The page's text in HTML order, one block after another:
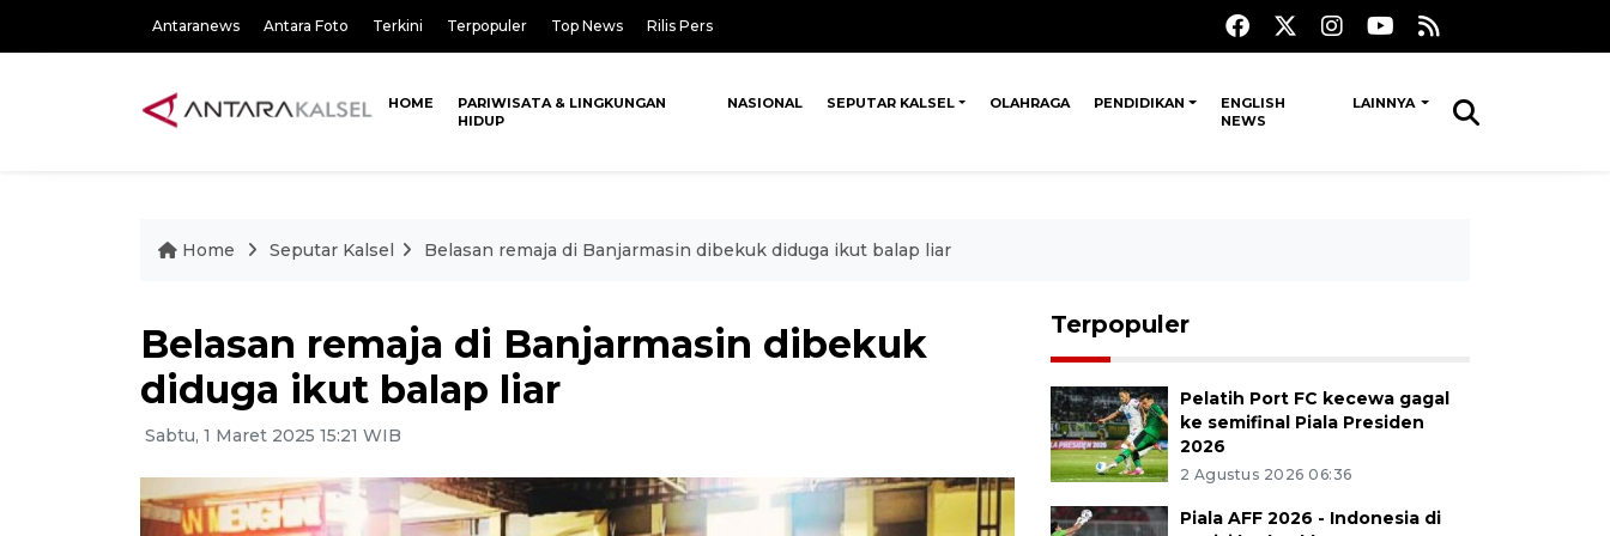
Antaranews Antara Foto Terkini Terpopuler Top News Rilis Pers
HOME
PARIWISATA & LINGKUNGAN
HIDUP
NASIONAL SEPUTAR KALSEL OLAHRAGA PENDIDIKAN
ENGLISH
NEWS
LAINNYA
Home Seputar Kalsel Belasan remaja di Banjarmasin dibekuk diduga ikut balap liar
Belasan remaja di Banjarmasin dibekuk
diduga ikut balap liar
Sabtu, 1 Maret 2025 15:21 WIB
Terpopuler
Pelatih Port FC kecewa gagal
ke semifinal Piala Presiden
2026
2 Agustus 2026 06:36
Piala AFF 2026 - Indonesia di